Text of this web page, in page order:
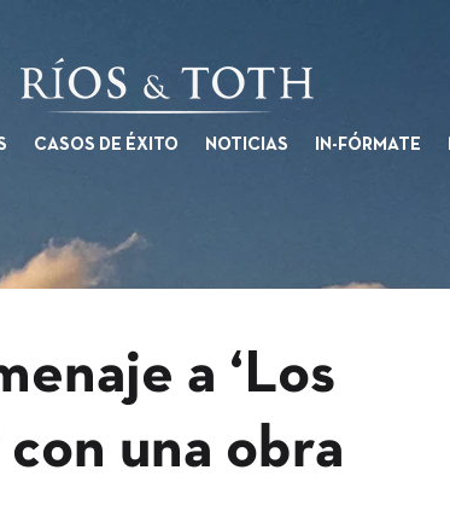
CASOS DE ÉXITO NOTICIAS IN-FÓRMATE
a ‘Los
una obra